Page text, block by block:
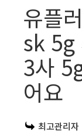
유플
sk 5g
3사
어요
최고관리자